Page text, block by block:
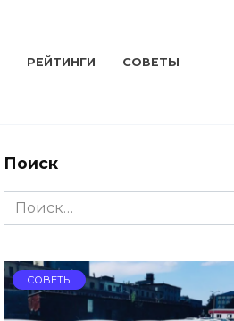
РЕЙТИНГИ СОВЕТЫ
Поиск
Search
for:
СОВЕТЫ